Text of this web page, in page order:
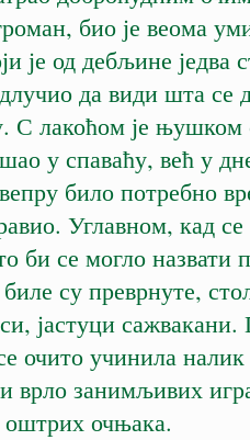
био је веома
је од дебљине једва
да види шта се
С лакоћом је њушком
у спаваћу, већ у
било потребно
Углавном, кад се
би се могло назвати
су преврнуте,
јастуци сажвакани.
очито учинила
врло занимљивих
оштрих очњака.